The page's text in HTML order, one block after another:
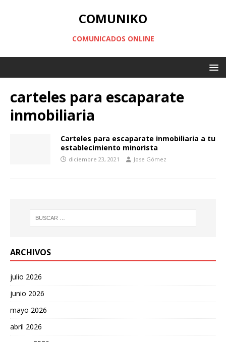
COMUNIKO
COMUNICADOS ONLINE
carteles para escaparate
inmobiliaria
Carteles para escaparate inmobiliaria a tu
establecimiento minorista
diciembre 23, 2021 Jose Gómez
ARCHIVOS
julio 2026
junio 2026
mayo 2026
abril 2026